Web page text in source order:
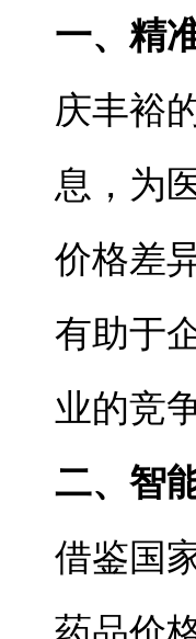
一、精
庆丰裕
息，为
价格差
有助于
业的竞
二、智
借鉴国